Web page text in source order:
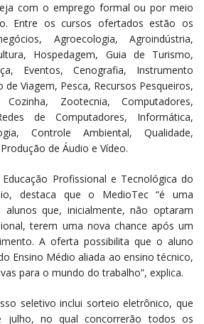
com o emprego formal ou por meio
Entre os cursos ofertados estão os
Agroecologia, Agroindústria,
Hospedagem, Guia de Turismo,
Eventos, Cenografia, Instrumento
de Viagem, Pesca, Recursos Pesqueiros,
Zootecnia, Computadores,
de Computadores, Informática,
Controle Ambiental, Qualidade,
de Áudio e Vídeo.
Profissional e Tecnológica do
destaca que o MedioTec “é uma
que, inicialmente, não optaram
terem uma nova chance após um
A oferta possibilita que o aluno
Ensino Médio aliada ao ensino técnico,
para o mundo do trabalho”, explica.
seletivo inclui sorteio eletrônico, que
no qual concorrerão todos os